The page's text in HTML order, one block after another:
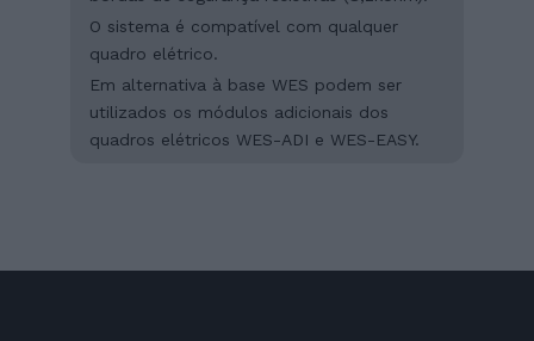
O sistema é compatível com qualquer
quadro elétrico.
Em alternativa à base WES podem ser
utilizados os módulos adicionais dos
quadros elétricos WES-ADI e WES-EASY.